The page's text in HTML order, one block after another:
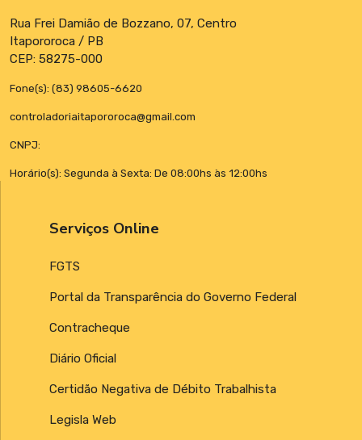
Rua Frei Damião de Bozzano, 07, Centro
Itapororoca / PB
CEP: 58275-000
Fone(s): (83) 98605-6620
controladoriaitapororoca@gmail.com
CNPJ:
Horário(s): Segunda à Sexta: De 08:00hs às 12:00hs
Serviços Online
FGTS
Portal da Transparência do Governo Federal
Contracheque
Diário Oficial
Certidão Negativa de Débito Trabalhista
Legisla Web